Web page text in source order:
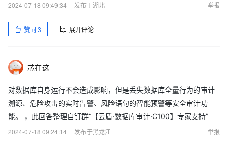
2024-07-18 09:49:34
发布于湖北 举报
赞同 3 展开评论
芯在这
对数据库自身运行不会造成影响，但是丢失数据库全量行为的审计
溯源、危险攻击的实时告警、风险语句的智能预警等安全审计功
能。 ，此回答整理自钉群“【云盾·数据库审计·C100】专家支持”
2024-07-18 09:24:14
发布于黑龙江 举报